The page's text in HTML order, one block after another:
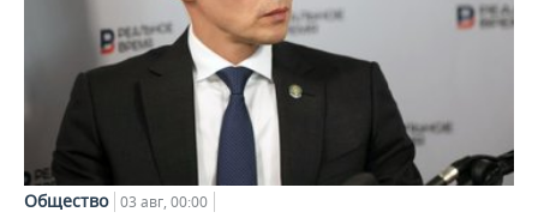
Общество 03 авг, 00:00